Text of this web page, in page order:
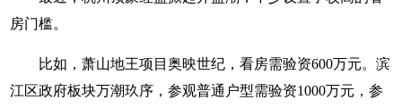
房门槛。
比如，萧山地王项目奥映世纪，看房需验资600万元。滨
江区政府板块万潮玖序，参观普通户型需验资1000万元，参